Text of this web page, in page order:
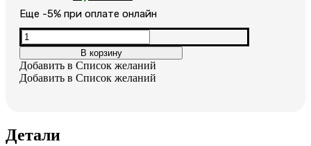
цена
составляла
4,590₽.
цена:
2,450₽.
Еще -5% при оплате онлайн
Количество
товара
Позолоченный
крестик
с
В корзину
Добавить в Список желаний
Добавить в Список желаний
Детали